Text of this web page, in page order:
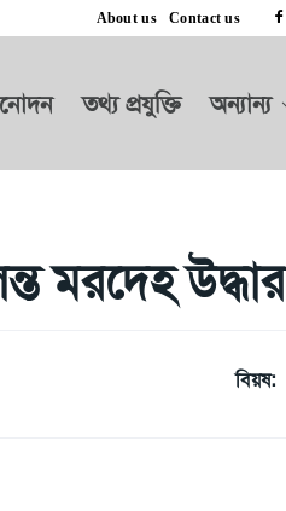
About us Contact us
তথ্য প্রযুক্তি অন্যান্য
মরদেহ উদ্ধার
বিয়ষ: